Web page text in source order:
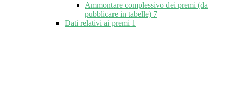
Ammontare complessivo dei premi (da
pubblicare in tabelle) 7
Dati relativi ai premi 1